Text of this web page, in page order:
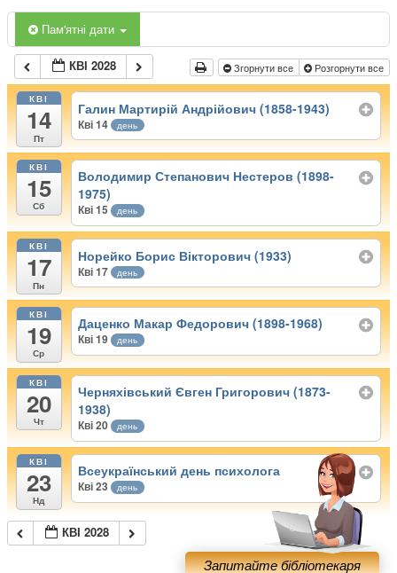
Пам'ятні дати
КВІ 2028 Згорнути все Розгорнути все
КВІ
14
Пт
Галин Мартирій Андрійович (1858-1943)
Кві 14 день
КВІ
15
Сб
Володимир Степанович Нестеров (1898-
1975)
Кві 15 день
КВІ
17
Пн
Норейко Борис Вікторович (1933)
Кві 17 день
КВІ
19
Ср
Даценко Макар Федорович (1898-1968)
Кві 19 день
КВІ
20
Чт
Черняхівський Євген Григорович (1873-
1938)
Кві 20 день
КВІ
23
Нд
Всеукраїнський день психолога
Кві 23 день
КВІ 2028